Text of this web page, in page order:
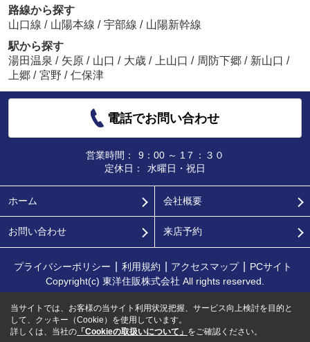
路線から探す
山口線 / 山陽本線 / 宇部線 / 山陽新幹線
駅から探す
湯田温泉 / 矢原 / 山口 / 大歳 / 上山口 / 周防下郷 / 新山口 /
上郷 / 宮野 / 仁保津
電話でお問い合わせ
営業時間：
9：00 ～ 1７：３０
定休日：
水曜日・祝日
ホーム 会社概要
お問い合わせ 来店予約
プライバシーポリシー 利用規約 アクセスマップ
PCサイト
Copyright(c) 東洋住販株式会社 All rights reserved.
当サイトでは、お客様の当サイト利用状況把握、サービス向上検討を目的と
して、クッキー（Cookie）を使用しています。
詳しくは、当社の 「Cookieの取扱いについて」 をご確認ください。